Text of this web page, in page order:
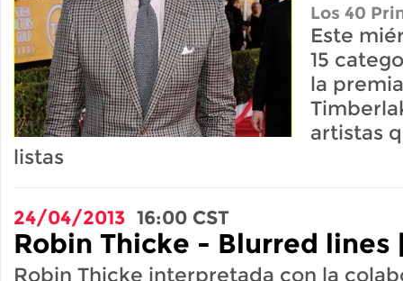
Los 40
Este
15
la
artistas
listas
24/04/2013 16:00 CST
Robin Thicke - Blurred lines
Robin Thicke interpretada con la